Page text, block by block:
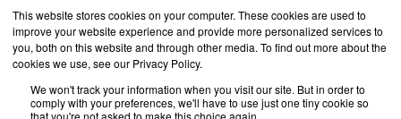
This website stores cookies on your computer. These cookies are used to
improve your website experience and provide more personalized services to
you, both on this website and through other media. To find out more about the
cookies we use, see our Privacy Policy.
We won't track your information when you visit our site. But in order to
comply with your preferences, we'll have to use just one tiny cookie so
that you're not asked to make this choice again.